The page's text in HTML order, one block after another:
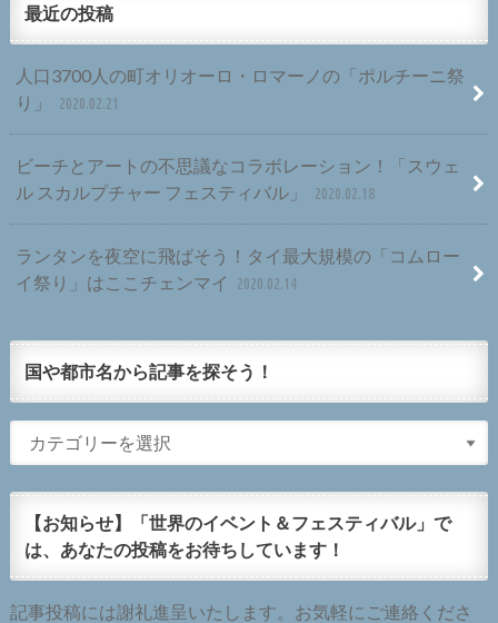
最近の投稿
人口3700人の町オリオーロ・ロマーノの「ポルチーニ祭
り」
2020.02.21
ビーチとアートの不思議なコラボレーション！「スウェ
ル スカルプチャー フェスティバル」
2020.02.18
ランタンを夜空に飛ばそう！タイ最大規模の「コムロー
イ祭り」はここチェンマイ
2020.02.14
国や都市名から記事を探そう！
【お知らせ】「世界のイベント＆フェスティバル」で
は、あなたの投稿をお待ちしています！
記事投稿には謝礼進呈いたします。お気軽にご連絡くださ